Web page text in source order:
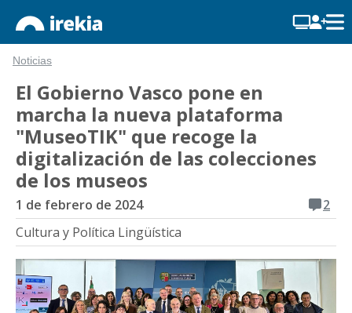
Noticias
El Gobierno Vasco pone en
marcha la nueva plataforma
"MuseoTIK" que recoge la
digitalización de las colecciones
de los museos
1 de febrero de 2024
2
Cultura y Política Lingüística